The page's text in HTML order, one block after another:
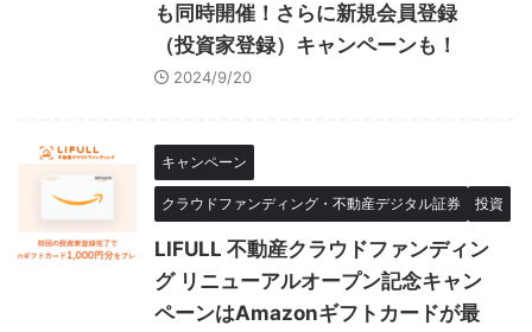
も同時開催！さらに新規会員登録
（投資家登録）キャンペーンも！
2024/9/20
キャンペーン
クラウドファンディング・不動産デジタル証券 投資
LIFULL 不動産クラウドファンディン
グ リニューアルオープン記念キャン
ペーンはAmazonギフトカードが最